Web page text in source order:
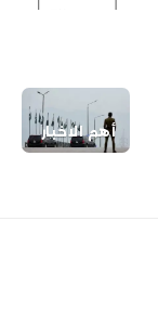
أهم الاخبار